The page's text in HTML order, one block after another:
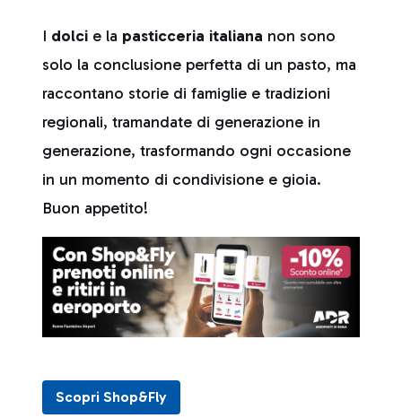
I dolci e la pasticceria italiana non sono
solo la conclusione perfetta di un pasto, ma
raccontano storie di famiglie e tradizioni
regionali, tramandate di generazione in
generazione, trasformando ogni occasione
in un momento di condivisione e gioia.
Buon appetito!
Scopri Shop&Fly